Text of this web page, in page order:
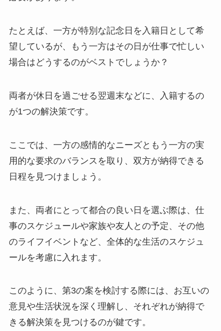
たとえば、一方が特別な記念日を入籍日として希
望しているが、もう一方はその日が仕事で忙しい
場合はどうするのがベストでしょうか？
両者が休日を過ごせる翌週末などに、入籍するの
が1つの解決策です。
ここでは、一方の感情的なニーズともう一方の実
用的な要求のバランスを取り、双方が納得できる
日程を見つけましょう。
また、両者にとって都合の良い日を選ぶ際は、仕
事のスケジュールや家族や友人との予定、その他
のライフイベントなど、全体的な生活のスケジュ
ールを考慮に入れます。
このように、第3の案を検討する際には、お互いの
意見や生活状況を深く理解し、それぞれが納得で
きる解決策を見つけるのが鍵です。